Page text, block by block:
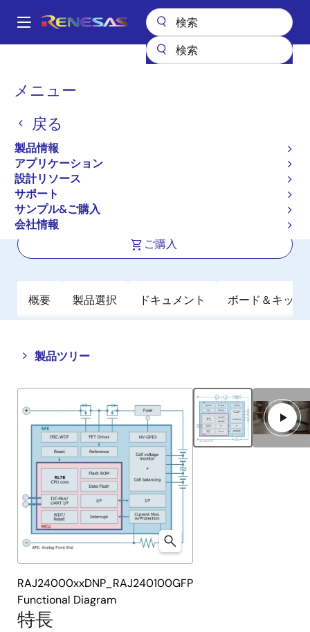
ン
Main
メニュー
戻る
製品情報
アプリケーション
設計リソース
サポート
サンプル&ご購入
会社情報
パ
く
ず
パワー & パワーマネジメント
バッテリマネジメントIC
RAJ240100GFP
アクティブ
3～10直列リチウムイオン・バッテリ残
量ゲージIC
ご購入
概要 製品選択 ドキュメント ボード＆キット
製品ツリー
Close
tree
menu
Open
tree
menu
特長
RAJ24000xxDNP_RAJ240100GFP
Functional Diagram